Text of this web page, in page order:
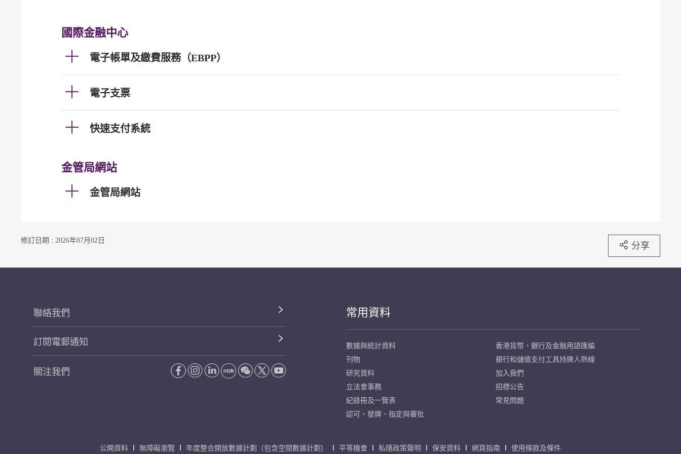
國際金融中心
電子帳單及繳費服務（EBPP）
電子支票
快速支付系統
金管局網站
金管局網站
修訂日期 : 2026年07月02日 分享
聯絡我們
訂閱電郵通知
關注我們
常用資料
數據與統計資料
刊物
研究資料
立法會事務
紀錄冊及一覽表
認可、發牌、指定與審批
香港貨幣、銀行及金融用語匯編
銀行和儲值支付工具持牌人熱線
加入我們
招標公告
常見問題
公開資料 無障礙瀏覽 年度整合開放數據計劃（包含空間數據計劃） 平等機會 私隱政策聲明 保安資料 網頁指南 使用條款及條件